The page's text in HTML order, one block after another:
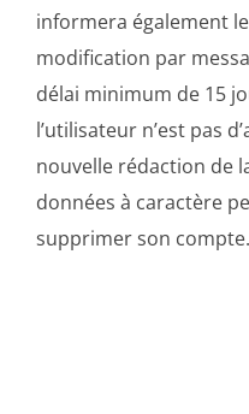
informera également
modification par
délai minimum de 15
l’utilisateur n’est pas
nouvelle rédaction de
données à caractère
supprimer son compte.